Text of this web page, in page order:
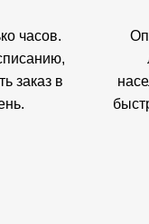
часов.
заказ в